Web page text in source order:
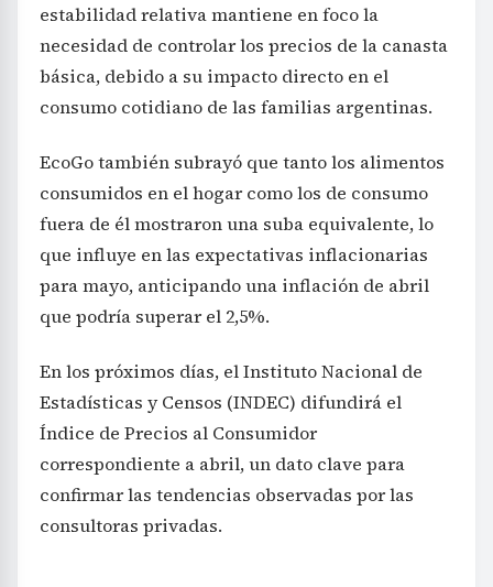
estabilidad relativa mantiene en foco la
necesidad de controlar los precios de la canasta
básica, debido a su impacto directo en el
consumo cotidiano de las familias argentinas.
EcoGo también subrayó que tanto los alimentos
consumidos en el hogar como los de consumo
fuera de él mostraron una suba equivalente, lo
que influye en las expectativas inflacionarias
para mayo, anticipando una inflación de abril
que podría superar el 2,5%.
En los próximos días, el Instituto Nacional de
Estadísticas y Censos (INDEC) difundirá el
Índice de Precios al Consumidor
correspondiente a abril, un dato clave para
confirmar las tendencias observadas por las
consultoras privadas.